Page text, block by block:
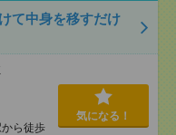
て中身を移すだけ
ら徒歩
気になる！